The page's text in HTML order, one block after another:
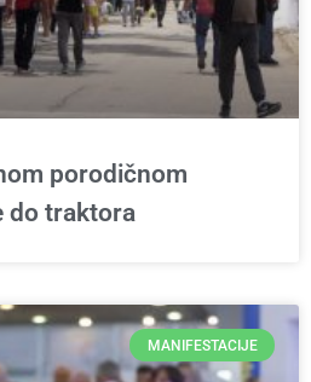
porodičnom
do traktora
MANIFESTACIJE